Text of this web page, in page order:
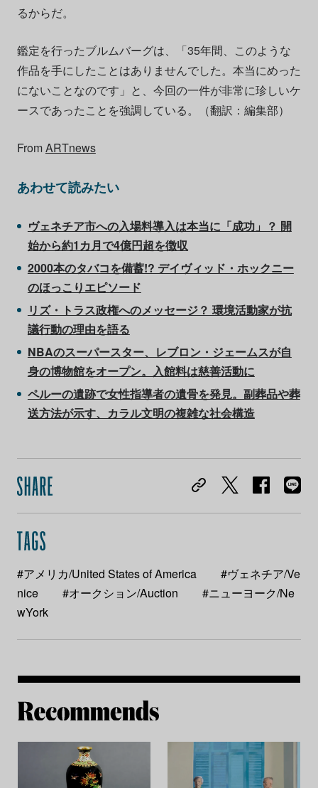
るからだ。
鑑定を行ったブルムバーグは、「35年間、このような
作品を手にしたことはありませんでした。本当にめった
にないことなのです」と、今回の一件が非常に珍しいケ
ースであったことを強調している。（翻訳：編集部）
FromARTnews
あわせて読みたい
ヴェネチア市への入場料導入は本当に「成功」？ 開
始から約1カ月で4億円超を徴収
2000本のタバコを備蓄!? デイヴィッド・ホックニー
のほっこりエピソード
リズ・トラス政権へのメッセージ？ 環境活動家が抗
議行動の理由を語る
NBAのスーパースター、レブロン・ジェームスが自
身の博物館をオープン。入館料は慈善活動に
ペルーの遺跡で女性指導者の遺骨を発見。副葬品や葬
送方法が示す、カラル文明の複雑な社会構造
#アメリカ/United States of America
#ヴェネチア/Ve
nice
#オークション/Auction
#ニューヨーク/Ne
wYork